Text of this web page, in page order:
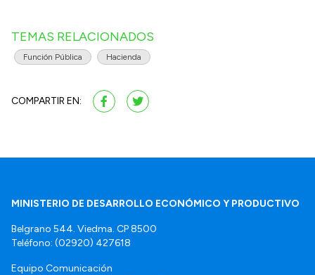
TEMAS RELACIONADOS
Función Pública Hacienda
COMPARTIR EN:
MINISTERIO DE DESARROLLO ECONÓMICO Y PRODUCTIVO
Belgrano 544. Viedma. CP 8500
Teléfono: (02920) 427618
Equipo Comunicación